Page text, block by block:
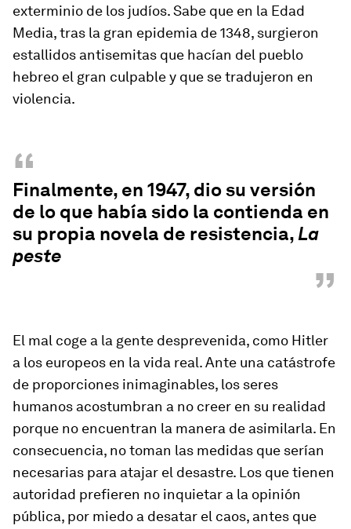
exterminio de los judíos. Sabe que en la Edad
Media, tras la gran epidemia de 1348, surgieron
estallidos antisemitas que hacían del pueblo
hebreo el gran culpable y que se tradujeron en
violencia.
“
Finalmente, en 1947, dio su versión
de lo que había sido la contienda en
su propia novela de resistencia, La
peste
”
El mal coge a la gente desprevenida, como Hitler
a los europeos en la vida real. Ante una catástrofe
de proporciones inimaginables, los seres
humanos acostumbran a no creer en su realidad
porque no encuentran la manera de asimilarla. En
consecuencia, no toman las medidas que serían
necesarias para atajar el desastre. Los que tienen
autoridad prefieren no inquietar a la opinión
pública, por miedo a desatar el caos, antes que